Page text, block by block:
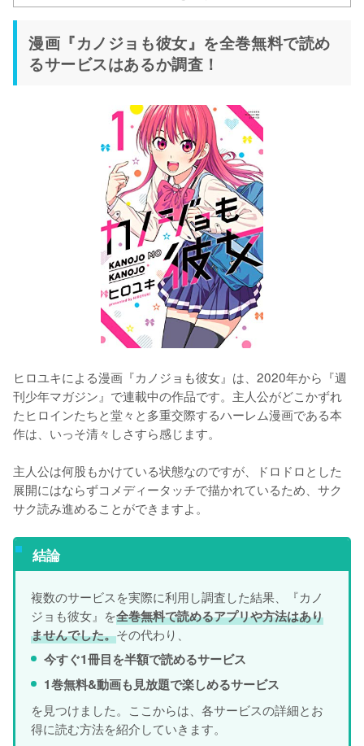
漫画『カノジョも彼女』を全巻無料で読め
るサービスはあるか調査！
ヒロユキによる漫画『カノジョも彼女』は、2020年から『週
刊少年マガジン』で連載中の作品です。主人公がどこかずれ
たヒロインたちと堂々と多重交際するハーレム漫画である本
作は、いっそ清々しさすら感じます。
主人公は何股もかけている状態なのですが、ドロドロとした
展開にはならずコメディータッチで描かれているため、サク
サク読み進めることができますよ。
結論
複数のサービスを実際に利用し調査した結果、『カノ
ジョも彼女』を全巻無料で読めるアプリや方法はあり
ませんでした。その代わり、
今すぐ1冊目を半額で読めるサービス
1巻無料&動画も見放題で楽しめるサービス
を見つけました。ここからは、各サービスの詳細とお
得に読む方法を紹介していきます。